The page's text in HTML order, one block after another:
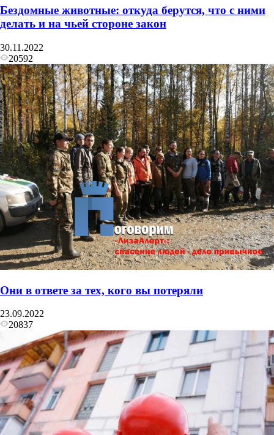
Бездомные животные: откуда берутся, что с ними
делать и на чьей стороне закон
30.11.2022
20592
Они в ответе за тех, кого вы потеряли
23.09.2022
20837